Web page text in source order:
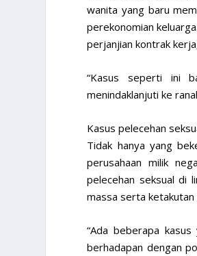
wanita yang baru
perekonomian
perjanjian kontrak
“Kasus seperti ini
menindaklanjuti ke
Kasus pelecehan
Tidak hanya yang
perusahaan milik
pelecehan seksual di
massa serta ketakutan
“Ada beberapa
berhadapan dengan